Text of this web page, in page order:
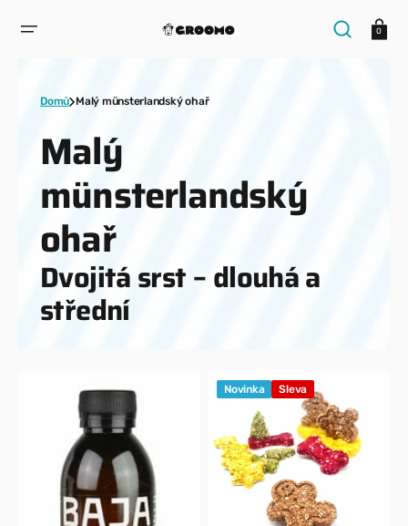
OBSAH
Košík
0
Domů Malý münsterlandský ohař
Kolekce:
Malý
münsterlandský
ohař
Dvojitá srst – dlouhá a
střední
Bajazin
Vánoční
cukroví
Sleva
Novinka